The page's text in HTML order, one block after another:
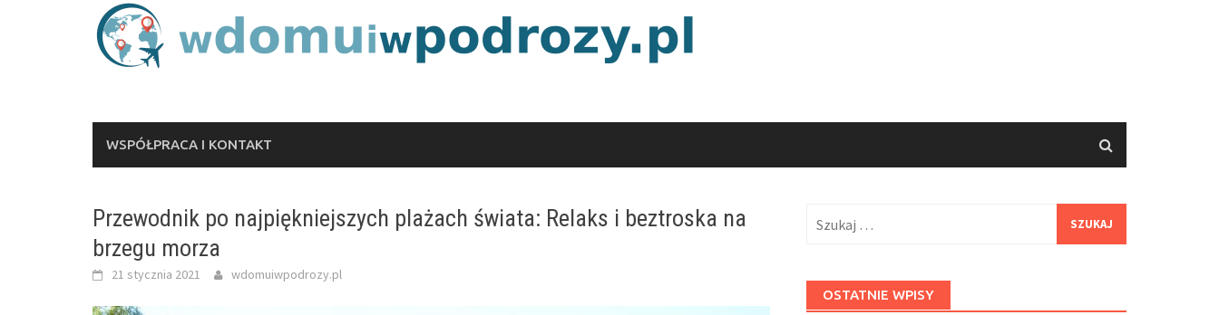
WSPÓŁPRACA I KONTAKT
Przewodnik po najpiękniejszych plażach świata: Relaks i beztroska na
brzegu morza
21 stycznia 2021 wdomuiwpodrozy.pl
OSTATNIE WPISY